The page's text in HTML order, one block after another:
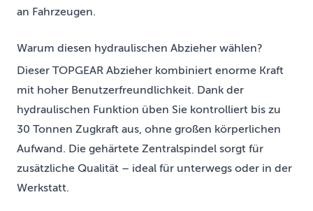
an Fahrzeugen.
Warum diesen hydraulischen Abzieher wählen?
Dieser TOPGEAR Abzieher kombiniert enorme Kraft
mit hoher Benutzerfreundlichkeit. Dank der
hydraulischen Funktion üben Sie kontrolliert bis zu
30 Tonnen Zugkraft aus, ohne großen körperlichen
Aufwand. Die gehärtete Zentralspindel sorgt für
zusätzliche Qualität – ideal für unterwegs oder in der
Werkstatt.